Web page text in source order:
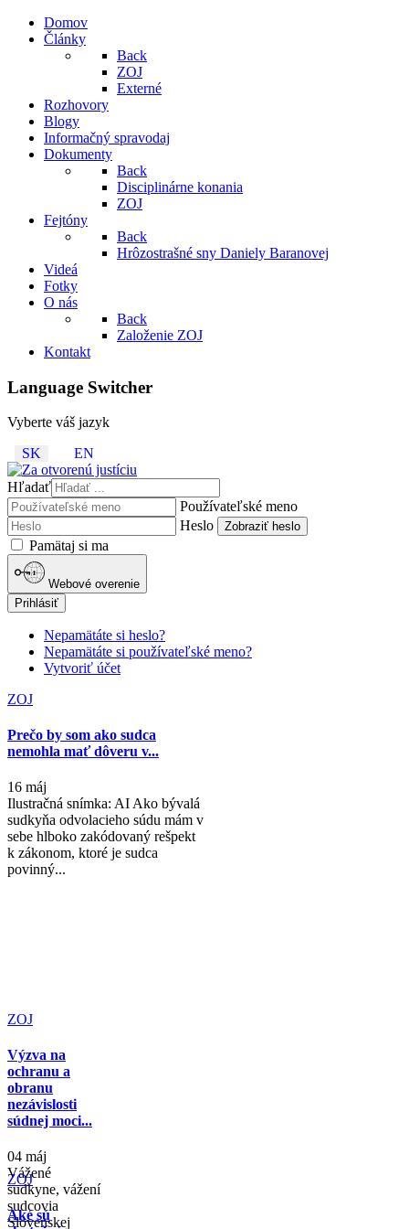
Domov
Články
Back
ZOJ
Externé
Rozhovory
Blogy
Informačný spravodaj
Dokumenty
Back
Disciplinárne konania
ZOJ
Fejtóny
Back
Hrôzostrašné sny Daniely Baranovej
Videá
Fotky
O nás
Back
Založenie ZOJ
Kontakt
Language Switcher
Vyberte váš jazyk
SK
EN
Hľadať
Používateľské meno
Heslo
Zobraziť heslo
Pamätaj si ma
Webové overenie
Prihlásiť
Nepamätáte si heslo?
Nepamätáte si používateľské meno?
Vytvoriť účet
ZOJ
Prečo by som ako sudca
nemohla mať dôveru v...
16 máj
Ilustračná snímka: AI Ako bývalá
sudkyňa odvolacieho súdu mám v
sebe hlboko zakódovaný rešpekt
k zákonom, ktoré je sudca
povinný...
ZOJ
Výzva na
ochranu a
obranu
nezávislosti
súdnej moci...
04 máj
Vážené
sudkyne, vážení
sudcovia
Slovenskej
ZOJ
Aké sú